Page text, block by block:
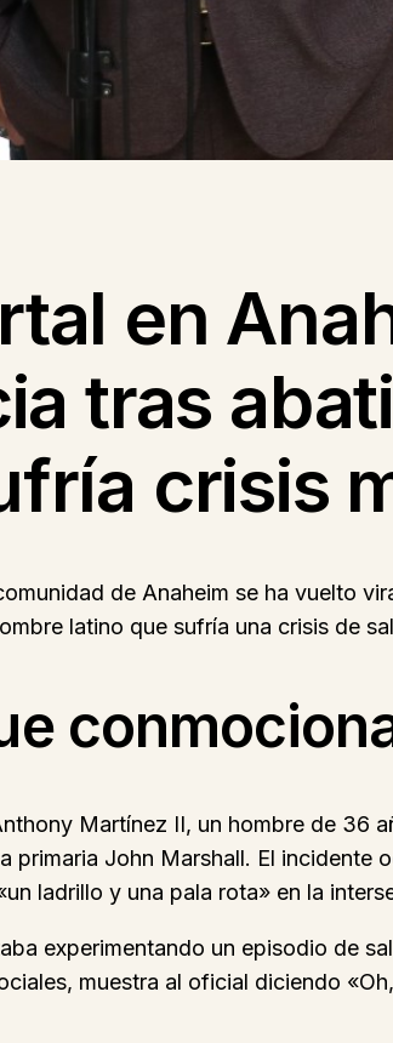
en
tras
crisis
de Anaheim se ha vuelto
latino que sufría una crisis de
Martínez II, un hombre de
primaria John Marshall. El
ladrillo y una pala rota» en la
experimentando un episodio de
muestra al oficial diciendo